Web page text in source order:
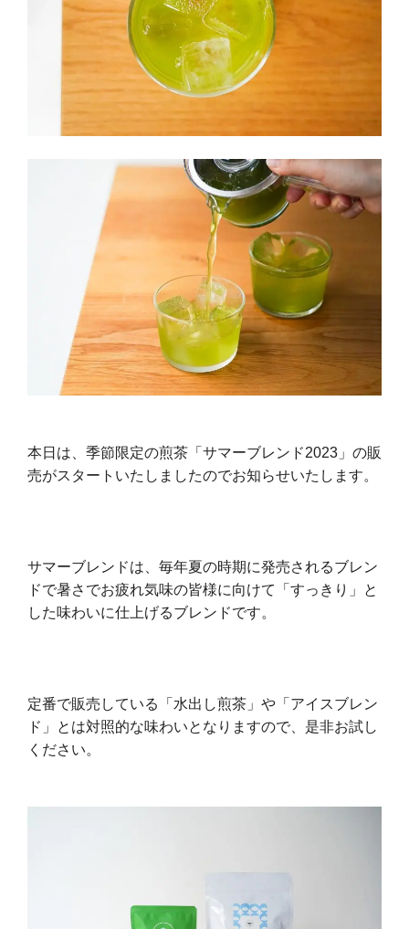
本日は、季節限定の煎茶「サマーブレンド2023」の販
売がスタートいたしましたのでお知らせいたします。
サマーブレンドは、毎年夏の時期に発売されるブレン
ドで暑さでお疲れ気味の皆様に向けて「すっきり」と
した味わいに仕上げるブレンドです。
定番で販売している「水出し煎茶」や「アイスブレン
ド」とは対照的な味わいとなりますので、是非お試し
ください。